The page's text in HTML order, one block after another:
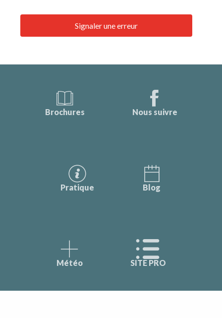
Signaler une erreur
Brochures Nous suivre
Pratique Blog
Météo SITE PRO